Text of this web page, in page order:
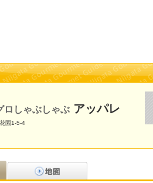
ロしゃぶしゃぶ アッパレ
花園1-5-4